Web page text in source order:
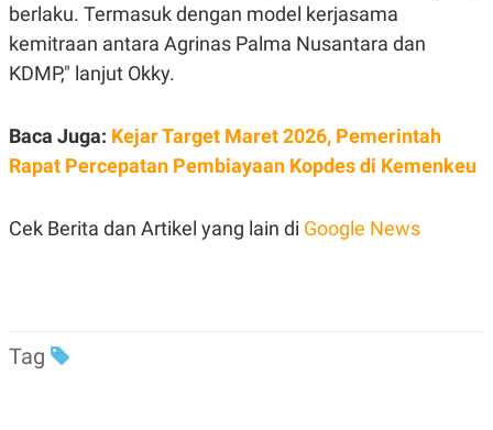
A
C
E
E
I
T
P
E
R
D
R
T
K
berlaku. Termasuk dengan model kerjasama
kemitraan antara Agrinas Palma Nusantara dan
KDMP," lanjut Okky.
Baca Juga: Kejar Target Maret 2026, Pemerintah
Rapat Percepatan Pembiayaan Kopdes di Kemenkeu
Cek Berita dan Artikel yang lain di Google News
Tag